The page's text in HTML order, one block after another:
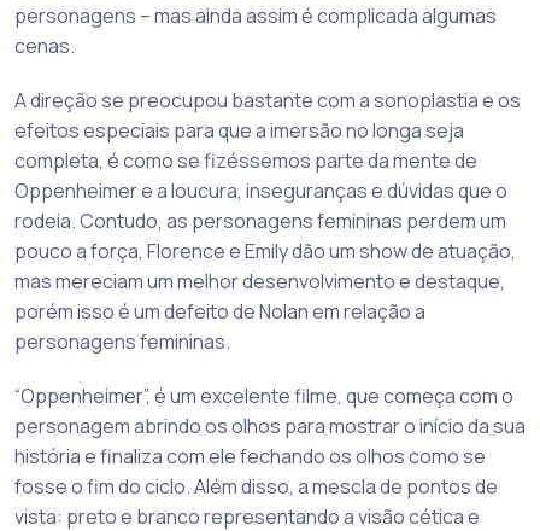
personagens – mas ainda assim é complicada algumas
cenas.
A direção se preocupou bastante com a sonoplastia e os
efeitos especiais para que a imersão no longa seja
completa, é como se fizéssemos parte da mente de
Oppenheimer e a loucura, inseguranças e dúvidas que o
rodeia. Contudo, as personagens femininas perdem um
pouco a força, Florence e Emily dão um show de atuação,
mas mereciam um melhor desenvolvimento e destaque,
porém isso é um defeito de Nolan em relação a
personagens femininas.
“Oppenheimer”, é um excelente filme, que começa com o
personagem abrindo os olhos para mostrar o início da sua
história e finaliza com ele fechando os olhos como se
fosse o fim do ciclo. Além disso, a mescla de pontos de
vista: preto e branco representando a visão cética e